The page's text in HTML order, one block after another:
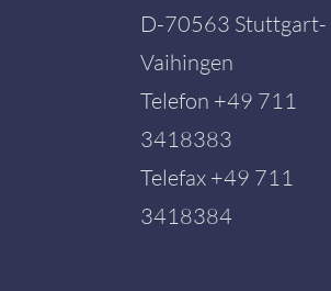
D-70563 Stuttgart-
Vaihingen
Telefon +49 711
3418383
Telefax +49 711
3418384